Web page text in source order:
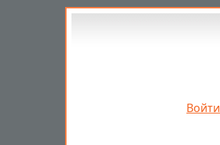
Перейти к основному содержанию
Войти